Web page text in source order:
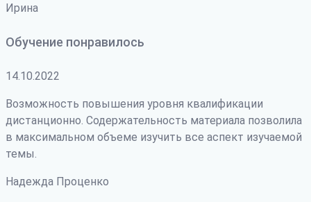
Ирина
Обучение понравилось
14.10.2022
Возможность повышения уровня квалификации
дистанционно. Содержательность материала позволила
в максимальном объеме изучить все аспект изучаемой
темы.
Надежда Проценко